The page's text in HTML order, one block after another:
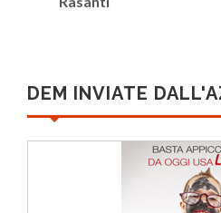
DEM INVIATE